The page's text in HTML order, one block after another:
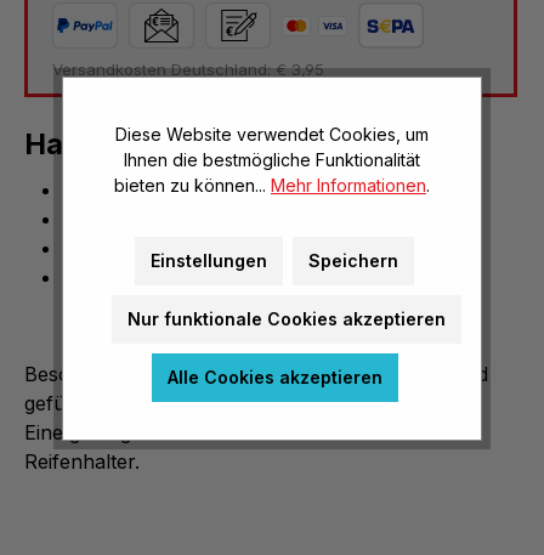
Versandkosten Deutschland: € 3,95
Halbkugel-Standfüße
besonders stabil
Ø ca. 2,7 cm
Besonders stabil, kann zum Beschweren mit Sand
gefüllt werden.
Eine gelungene Alternative zum Stab- und
Reifenhalter.
Diese Website verwendet Cookies, um
Ihnen die bestmögliche Funktionalität
bieten zu können... Mehr Informationen.
Einstellungen Speichern
Nur funktionale Cookies akzeptieren
Alle Cookies akzeptieren